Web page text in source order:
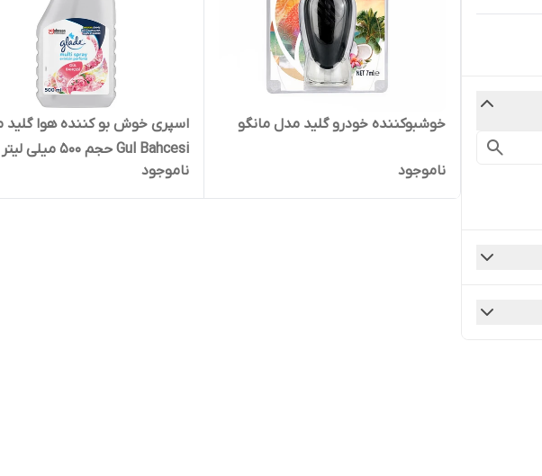
خوشبوکننده خودرو گلید مدل مانگو
ناموجود
اسپری خوش بو کننده هوا گلید
Gul Bahcesi حجم 500 میلی لیتر
ناموجود